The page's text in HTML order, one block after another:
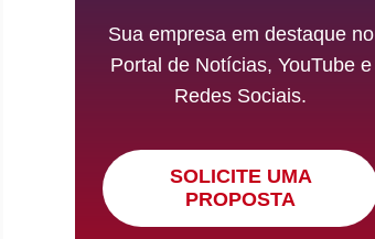
Sua empresa em destaque no
Portal de Notícias, YouTube e
Redes Sociais.
SOLICITE UMA
PROPOSTA